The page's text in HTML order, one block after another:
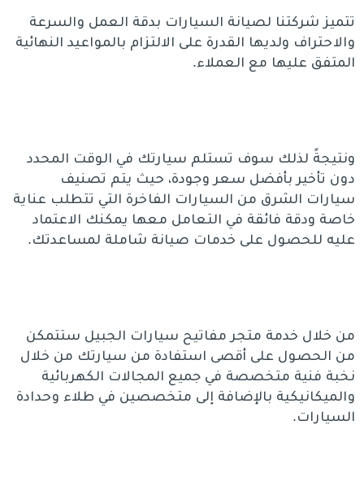
تتميز شركتنا لصيانة السيارات بدقة العمل والسرعة
والاحتراف ولديها القدرة على الالتزام بالمواعيد النهائية
المتفق عليها مع العملاء.
ونتيجةً لذلك سوف تستلم سيارتك في الوقت المحدد
دون تأخير بأفضل سعر وجودة، حيث يتم تصنيف
سيارات الشرق من السيارات الفاخرة التي تتطلب عناية
خاصة ودقة فائقة في التعامل معها يمكنك الاعتماد
عليه للحصول على خدمات صيانة شاملة لمساعدتك.
من خلال خدمة متجر مفاتيح سيارات الجبيل ستتمكن
من الحصول على أقصى استفادة من سيارتك من خلال
نخبة فنية متخصصة في جميع المجالات الكهربائية
والميكانيكية بالإضافة إلى متخصصين في طلاء وحدادة
السيارات.